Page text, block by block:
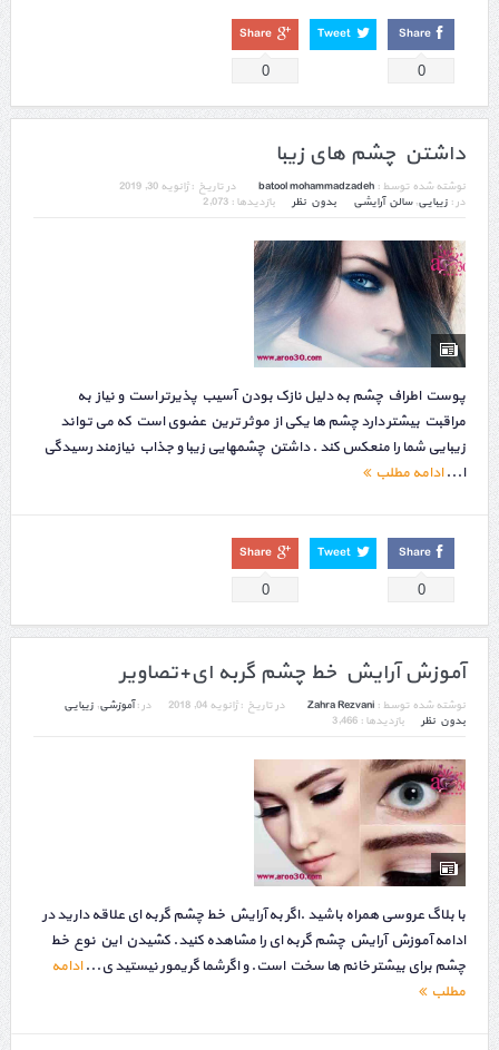
Share
0
Tweet
Share
0
داشتن چشم های زیبا
نوشته شده توسط : batool mohammadzadeh در تاریخ :ژانویه 30, 2019
در : زیبایی,سالن آرایشی بدون نظر بازدیدها : 2,073
پوست اطراف چشم به دلیل نازک بودن آسیب پذیرتر است و نیاز به
مراقبت بیشتر دارد چشم ها یکی از موثر ترین عضوی است که می تواند
زیبایی شما را منعکس کند . داشتن چشمهایی زیبا و جذاب نیازمند رسیدگی
ا...ادامه مطلب
Share
0
Tweet
Share
0
آموزش آرایش خط چشم گربه ای+تصاویر
نوشته شده توسط : Zahra Rezvani در تاریخ :ژانویه 04, 2018 در :آموزشی, زیبایی
بدون نظر
بازدیدها : 3,466
با بلاگ عروسی همراه باشید .اگر به آرایش خط چشم گربه ای علاقه دارید در
ادامه آموزش آرایش چشم گربه ای را مشاهده کنید. کشیدن این نوع خط
چشم برای بیشتر خانم ها سخت است. و اگرشما گریمور نیستید ی...ادامه
مطلب